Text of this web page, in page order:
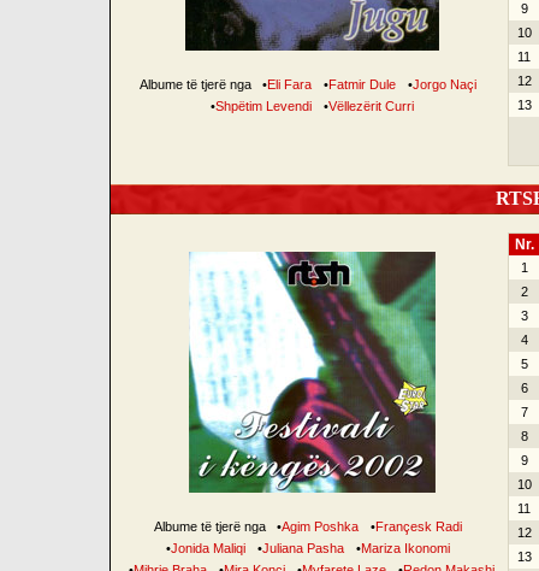
Albume të tjerë nga •Eli Fara •Fatmir Dule •Jorgo Naçi
•Shpëtim Levendi •Vëllezërit Curri
9
10
11
12
13
Albume të tjerë nga •Agim Poshka •Françesk Radi
•Jonida Maliqi •Juliana Pasha •Mariza Ikonomi
Nr.
1
2
3
4
5
6
7
8
9
10
11
12
13